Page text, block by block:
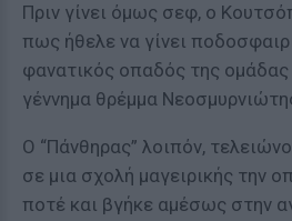
Πριν γίνει όμως σεφ, ο
πως ήθελε να γίνει
φανατικός οπαδός της
γέννημα θρέμμα
Ο “Πάνθηρας” λοιπόν,
σε μια σχολή μαγειρικής την
ποτέ και βγήκε αμέσως στην